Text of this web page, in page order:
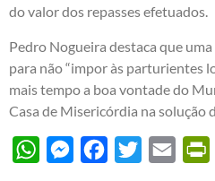
do valor dos repasses efetuados.
Pedro Nogueira destaca que
para não “impor às parturientes
mais tempo a boa vontade do
Casa de Misericórdia na solução
WhatsAppMessengerFacebook
Twitter Email